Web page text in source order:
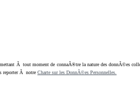
Ã tout moment de connaÃ®tre la nature des donnÃ©es
reporter Ã notre Charte sur les DonnÃ©es Personnelles.